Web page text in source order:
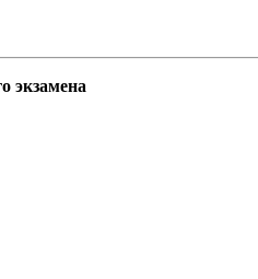
экзамена